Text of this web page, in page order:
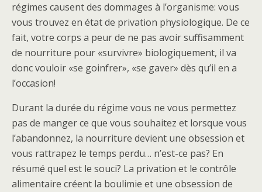
régimes causent des dommages à l’organisme: vous
vous trouvez en état de privation physiologique. De ce
fait, votre corps a peur de ne pas avoir suffisamment
de nourriture pour «survivre» biologiquement, il va
donc vouloir «se goinfrer», «se gaver» dès qu’il en a
l’occasion!
Durant la durée du régime vous ne vous permettez
pas de manger ce que vous souhaitez et lorsque vous
l’abandonnez, la nourriture devient une obsession et
vous rattrapez le temps perdu… n’est-ce pas? En
résumé quel est le souci? La privation et le contrôle
alimentaire créent la boulimie et une obsession de